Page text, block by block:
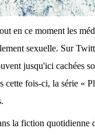
en ce moment les
sexuelle. Sur
jusqu'ici cachées
fois-ci, la série «
la fiction quotidienne